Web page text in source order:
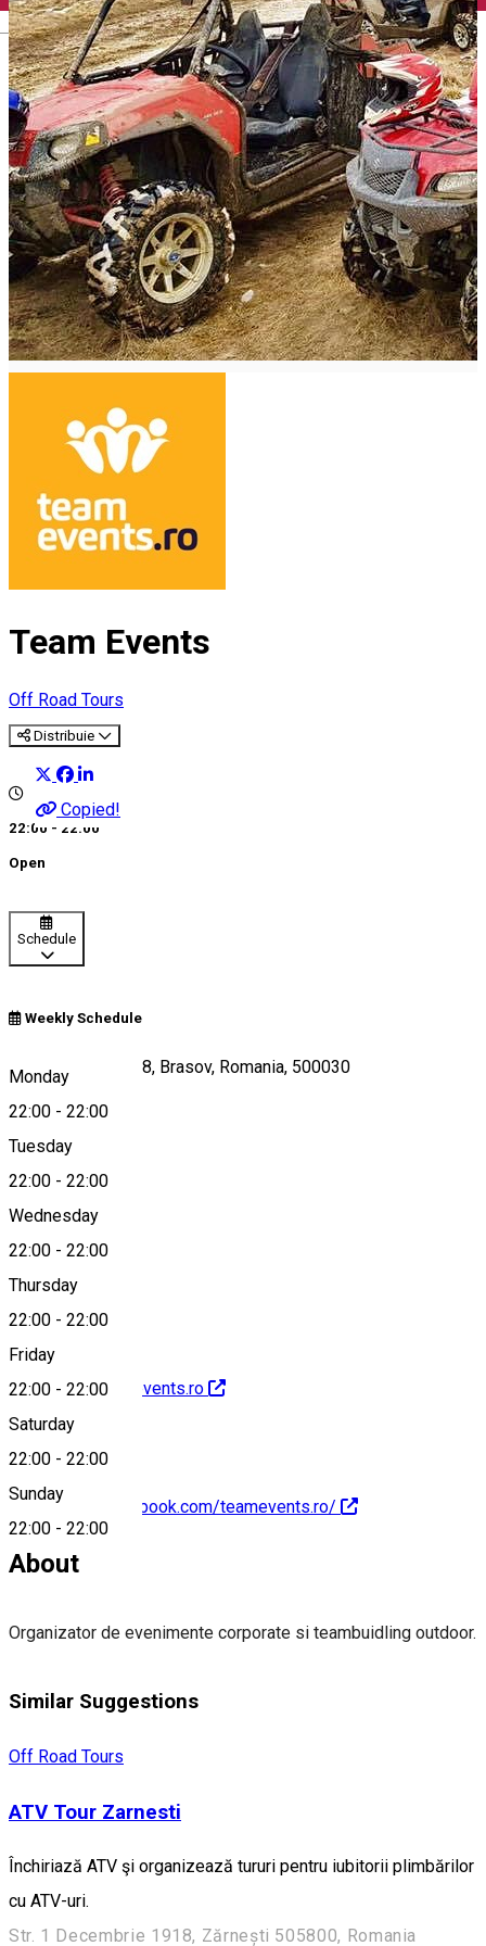
English
Team Events
Off Road Tours
Distribuie
Copied!
22:00 - 22:00
Open
Schedule
Weekly Schedule
Monday
22:00 - 22:00
Tuesday
22:00 - 22:00
Wednesday
22:00 - 22:00
Thursday
22:00 - 22:00
Friday
22:00 - 22:00
Saturday
22:00 - 22:00
Sunday
22:00 - 22:00
Str. Muresenilor 28, Brasov, Romania, 500030
Map
http://www.teamevents.ro
https://www.facebook.com/teamevents.ro/
About
Organizator de evenimente corporate si teambuidling outdoor.
Similar Suggestions
Off Road Tours
ATV Tour Zarnesti
Închiriază ATV şi organizează tururi pentru iubitorii plimbărilor
cu ATV-uri.
Str. 1 Decembrie 1918, Zărnești 505800, Romania